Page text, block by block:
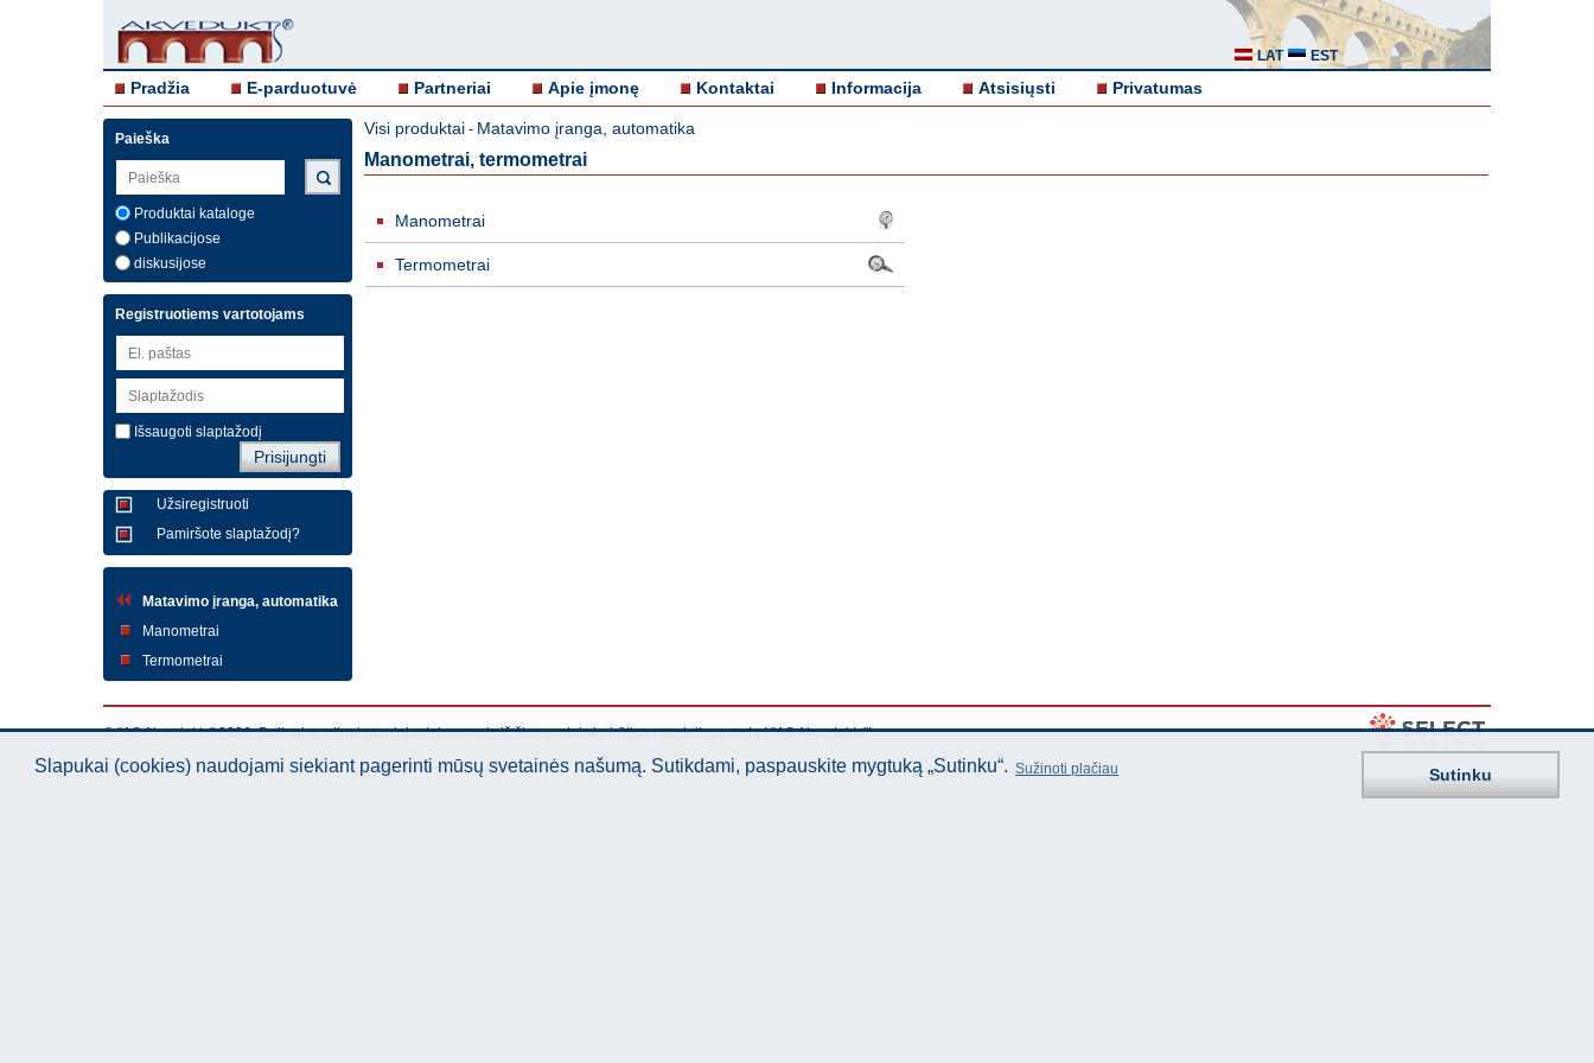
LAT EST
Pradžia E-parduotuvė Partneriai Apie įmonę Kontaktai Informacija Atsisiųsti Privatumas
Paieška
Produktai kataloge
Publikacijose
diskusijose
Registruotiems vartotojams
Išsaugoti slaptažodį
Užsiregistruoti
Pamiršote slaptažodį?
Matavimo įranga, automatika
Manometrai
Termometrai
Visi produktai - Matavimo įranga, automatika
Manometrai, termometrai
Manometrai
Termometrai
© "AS Akvedukts" 2026. Dalinai ar pilnai naudojant duomenis iš šios svetainės būtina naudoti nuorodą Į "AS Akvedukts"!
Slapukai (cookies) naudojami siekiant pagerinti mūsų svetainės našumą. Sutikdami, paspauskite mygtuką „Sutinku“. Sužinoti plačiau Sutinku